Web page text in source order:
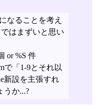
なることを考え
はまずいと思い
or %S 件
で「1-9とそれ以
新設を主張すれ
うか...?